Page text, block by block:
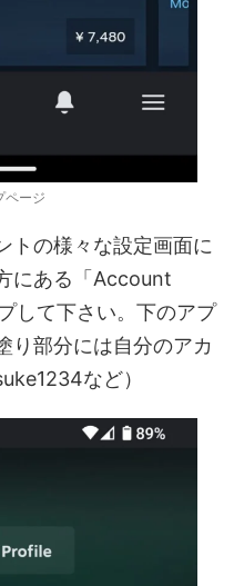
ページ
トの様々な設定画面に
にある「Account
して下さい。下のアプ
り部分には自分のアカ
など）